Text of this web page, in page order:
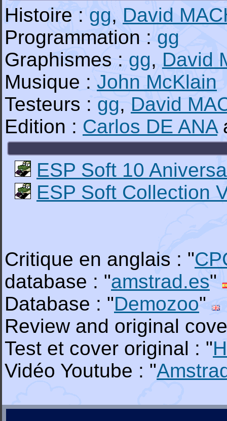
Histoire : gg, David
Programmation : gg
Graphismes : gg, David
Musique : John McKlain
Testeurs : gg, David
Edition : Carlos DE ANA
ESP Soft 10
ESP Soft Collection
Critique en anglais : "
database : "amstrad.es"
Database : "Demozoo"
Review and original
Test et cover original : "
Vidéo Youtube : "